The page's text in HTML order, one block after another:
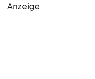
Anzeige